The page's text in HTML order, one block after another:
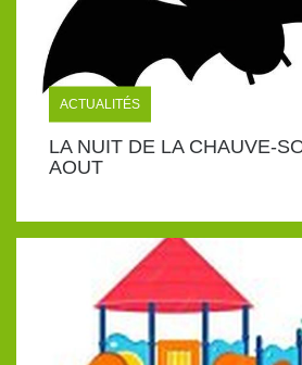
ACTUALITÉS
LA NUIT DE LA CHAUVE-
AOUT